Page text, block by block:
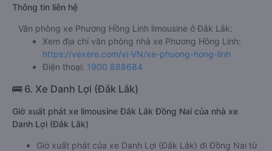
Thông tin liên hệ
Văn phòng xe Phương Hồng Linh limousine ở Đắk Lắk:
Xem địa chỉ văn phòng nhà xe Phương Hồng Linh:
https://vexere.com/vi-VN/xe-phuong-hong-linh
Điện thoại: 1900 888684
🚌 6. Xe Danh Lợi (Đắk Lắk)
Giờ xuất phát xe limousine Đắk Lắk Đồng Nai của nhà xe
Danh Lợi (Đắk Lắk)
Giờ xuất phát của xe Danh Lợi (Đắk Lắk) đi Đồng Nai từ